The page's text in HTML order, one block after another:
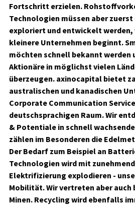
Fortschritt erzielen.
Technologien müssen aber
exploriert und entwickelt werden,
kleinere Unternehmen beginnt.
möchten schnell bekannt werden
Aktionäre in möglichst vielen
überzeugen. axinocapital bietet
australischen und kanadischen
Corporate Communication
deutschsprachigen Raum. Wir
& Potentiale in schnell
zählen im Besonderen die
Der Bedarf zum Beispiel an
Technologien wird mit
Elektrifizierung explodieren -
Mobilität. Wir vertreten aber
Minen. Recycling wird ebenfalls